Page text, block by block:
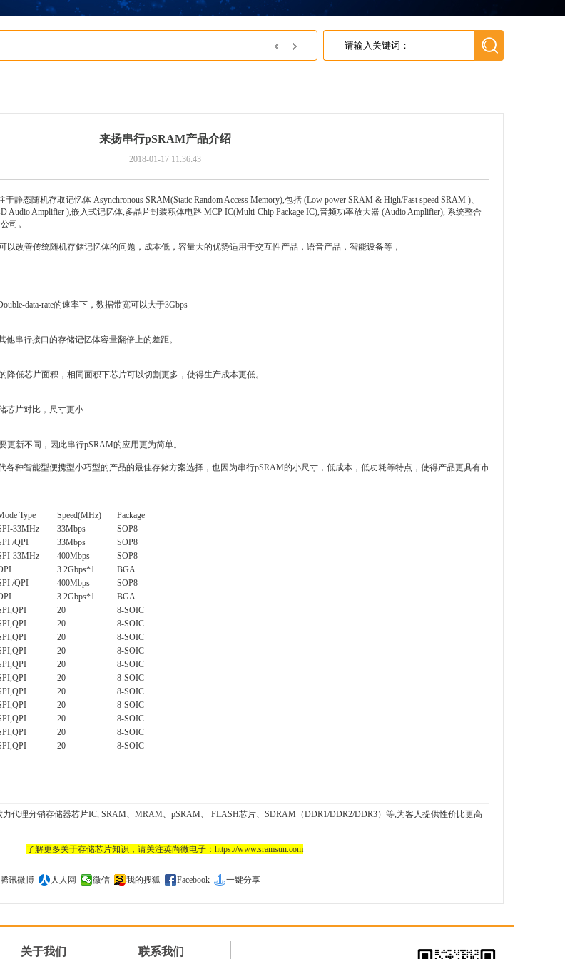
英尚微获得灵动微颁发的灵动MindSPIN有感方波电机小型合格证
来扬串行pSRAM产品介绍
2018-01-17 11:36:43
态随机存取记忆体 Asynchronous SRAM(Static Random Access Memory),包括 (Low power SRAM & High/Fast speed SRAM )、
Audio Amplifier ),嵌入式记忆体,多晶片封装积体电路 MCP IC(Multi-Chip Package IC),音频功率放大器 (Audio Amplifier), 系统整合
司。
以改善传统随机存储记忆体的问题，成本低，容量大的优势适用于交互性产品，语音产品，智能设备等，
data-rate的速率下，数据带宽可以大于3Gbps
串行接口的存储记忆体容量翻倍上的差距。
低芯片面积，相同面积下芯片可以切割更多，使得生产成本更低。
芯片对比，尺寸更小
新不同，因此串行pSRAM的应用更为简单。
各种智能型便携型小巧型的产品的最佳存储方案选择，也因为串行pSRAM的小尺寸，低成本，低功耗等特点，使得产品更具有市
Type Speed(MHz)
Package
33MHz 33Mbps
SOP8
/QPI 33Mbps
SOP8
33MHz 400Mbps
SOP8
3.2Gbps*1
BGA
/QPI 400Mbps
SOP8
3.2Gbps*1
BGA
20
8-SOIC
20
8-SOIC
20
8-SOIC
20
8-SOIC
20
8-SOIC
20
8-SOIC
20
8-SOIC
20
8-SOIC
20
8-SOIC
20
8-SOIC
20 8-SOIC
代理分销存储器芯片IC, SRAM、MRAM、pSRAM、 FLASH芯片、SDRAM（DDR1/DDR2/DDR3）等,为客人提供性价比更高
了解更多关于存储芯片知识，请关注英尚微电子：https://www.sramsun.com
腾讯微博 人人网 微信 我的搜狐 Facebook 一键分享
关于我们 联系我们